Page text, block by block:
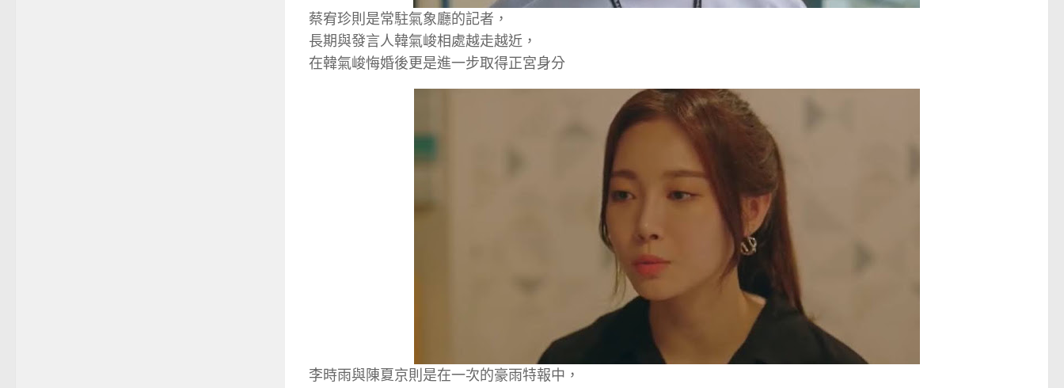
蔡宥珍則是常駐氣象廳的記者，
長期與發言人韓氣峻相處越走越近，
在韓氣峻悔婚後更是進一步取得正宮身分
李時雨與陳夏京則是在一次的豪雨特報中，